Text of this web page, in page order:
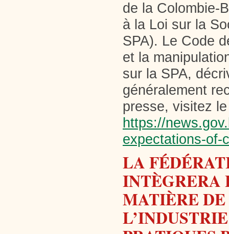
de la Colombie-
à la Loi sur la
SPA). Le Code
et la
sur la SPA,
généralement
presse, visitez
https://
expectations-of-
LA
INTÈGRERA
MATIÈRE